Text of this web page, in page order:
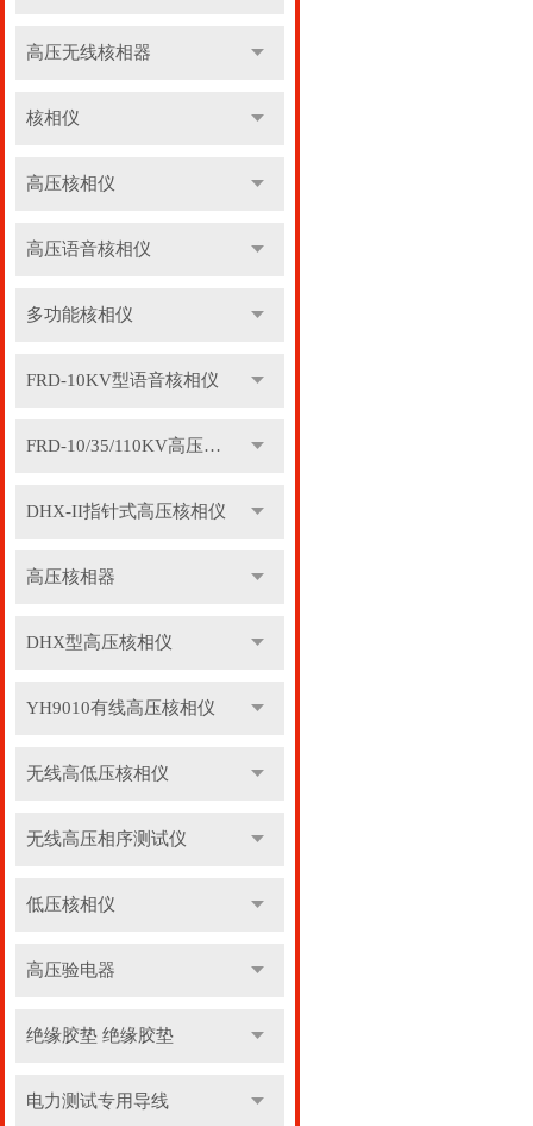
高压无线核相器
核相仪
高压核相仪
高压语音核相仪
多功能核相仪
FRD-10KV型语音核相仪
FRD-10/35/110KV高压语音核相器
DHX-II指针式高压核相仪
高压核相器
DHX型高压核相仪
YH9010有线高压核相仪
无线高低压核相仪
无线高压相序测试仪
低压核相仪
高压验电器
绝缘胶垫 绝缘胶垫
电力测试专用导线